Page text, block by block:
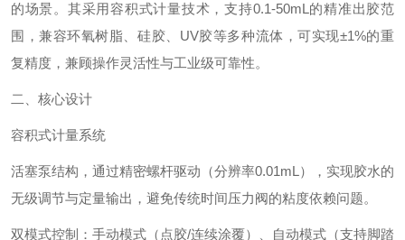
的场景。其采用容积式计量技术，支持0.1-50mL的精准出胶范
围，兼容环氧树脂、硅胶、UV胶等多种流体，可实现±1%的重
复精度，兼顾操作灵活性与工业级可靠性。
二、核心设计‌
容积式计量系统‌
活塞泵结构，通过精密螺杆驱动（分辨率0.01mL），实现胶水的
无级调节与定量输出，避免传统时间压力阀的粘度依赖问题。
双模式控制：手动模式（点胶/连续涂覆）、自动模式（支持脚踏